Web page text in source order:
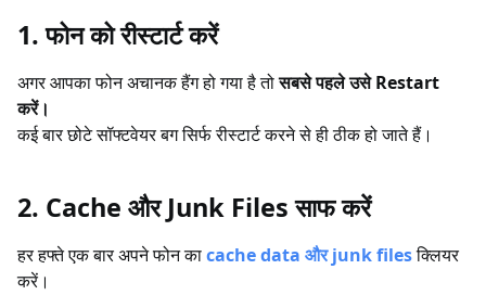
1. फोन को रीस्टार्ट करें
अगर आपका फोन अचानक हैंग हो गया है तोसबसे पहले उसे Restart
करें।
कई बार छोटे सॉफ्टवेयर बग सिर्फ रीस्टार्ट करने से ही ठीक हो जाते हैं।
2. Cache और Junk Files साफ करें
हर हफ्ते एक बार अपने फोन काcache data और junk filesक्लियर
करें।